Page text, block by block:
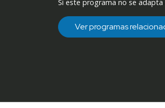
Si este programa no se
Ver programas